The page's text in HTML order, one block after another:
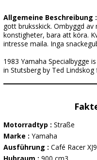
Allgemeine Beschreibung :
gott bruksskick. Ombyggd
konstigheter, bara att köra.
intresse maila. Inga
1983 Yamaha Specialbygge
in Stutsberg by Ted Lindskog
Motorradtyp : Straße
Marke : Yamaha
Ausführung : Café Racer